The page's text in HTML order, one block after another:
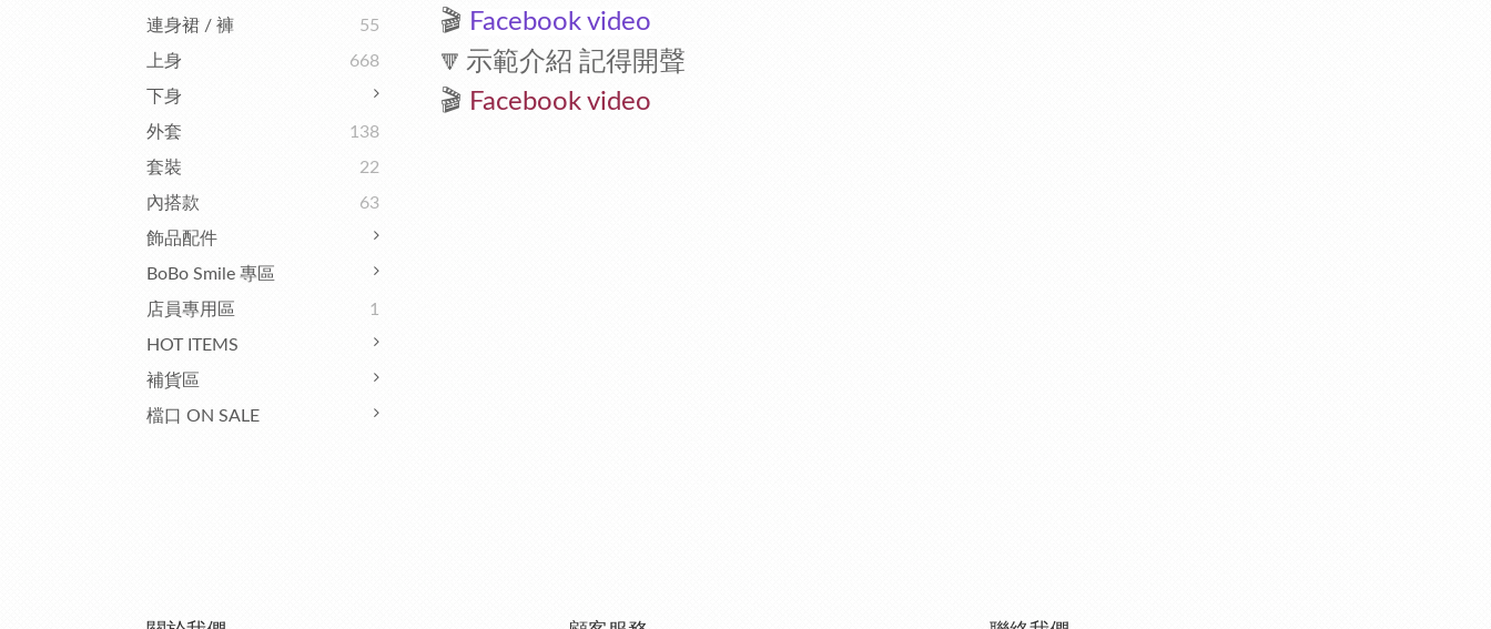
連身裙 / 褲
55
上身
668
下身
外套
138
套裝
22
內搭款
63
飾品配件
BoBo Smile 專區
店員專用區
1
HOT ITEMS
補貨區
檔口 ON SALE
🎬 Facebook video
🔻 示範介紹 記得開聲
🎬 Facebook video